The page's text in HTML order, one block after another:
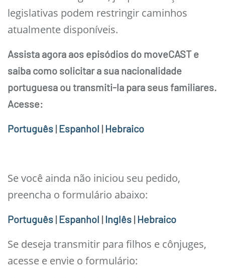
legislativas podem restringir caminhos
atualmente disponíveis.
Assista agora aos episódios do moveCAST e
saiba como solicitar a sua nacionalidade
portuguesa ou transmiti-la para seus familiares.
Acesse:
Português |Espanhol |Hebraico
Se você ainda não iniciou seu pedido,
preencha o formulário abaixo:
Português |Espanhol |Inglês |Hebraico
Se deseja transmitir para filhos e cônjuges,
acesse e envie o formulário: